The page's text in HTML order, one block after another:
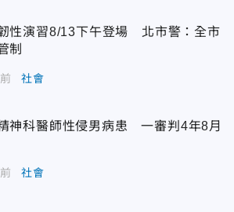
性演習8/13下午登場 北市警：全市
制
社會
神科醫師性侵男病患 一審判4年8月
社會